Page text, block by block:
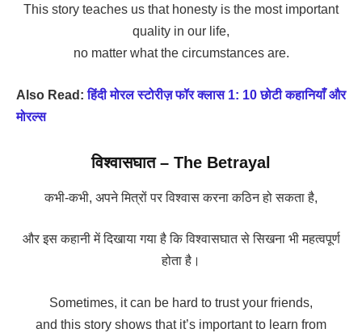
This story teaches us that honesty is the most important
quality in our life,
no matter what the circumstances are.
Also Read:हिंदी मोरल स्टोरीज़ फॉर क्लास 1: 10 छोटी कहानियाँ और
मोरल्स
विश्वासघात – The Betrayal
कभी-कभी, अपने मित्रों पर विश्वास करना कठिन हो सकता है,
और इस कहानी में दिखाया गया है कि विश्वासघात से सिखना भी महत्वपूर्ण
होता है।
Sometimes, it can be hard to trust your friends,
and this story shows that it’s important to learn from